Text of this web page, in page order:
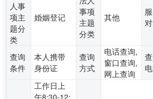
人事
项主
题分
类
婚姻登记
事项
主题
分类
其他
查询
条件
本人携带
身份证
查询
方式
电话查询,
窗口查询,
网上查询
工作日上
午8:30-12: